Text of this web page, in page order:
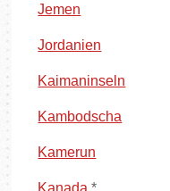
Jemen
Jordanien
Kaimaninseln
Kambodscha
Kamerun
Kanada *